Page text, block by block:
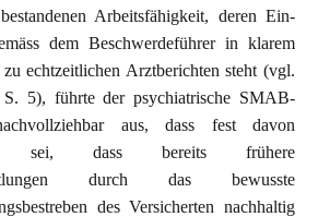
Arbeitsfähigkeit, deren Ein-
dem Beschwerdeführer in klarem
echtzeitlichen Arztberichten steht (vgl.
S. 5), führte der psychiatrische SMAB-
aus, dass fest davon
sei, dass bereits frühere
durch das bewusste
des Versicherten nachhaltig